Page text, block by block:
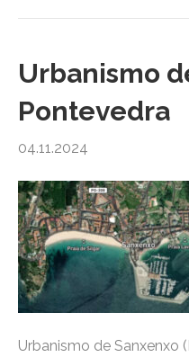
Urbanismo
Pontevedra
04.11.2024
Urbanismo de Sanxenxo